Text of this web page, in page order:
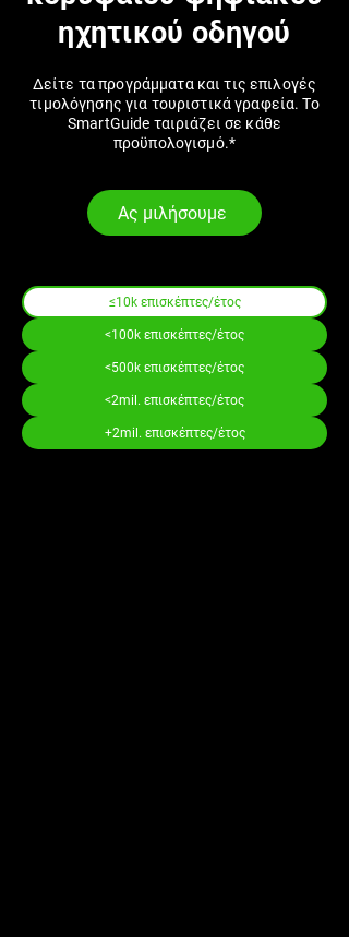
ηχητικού οδηγού
Δείτε τα προγράμματα και τις επιλογές
τιμολόγησης για τουριστικά γραφεία. Το
SmartGuide ταιριάζει σε κάθε
προϋπολογισμό.*
Ας μιλήσουμε
≤10k επισκέπτες/έτος
<100k επισκέπτες/έτος
<500k επισκέπτες/έτος
<2mil. επισκέπτες/έτος
+2mil. επισκέπτες/έτος